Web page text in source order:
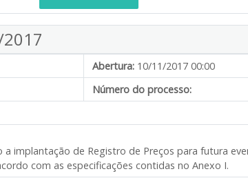
Abertura: 10/11/2017 00:00
Número do processo:
implantação de Registro de Preços para futura
com as especificações contidas no Anexo I.